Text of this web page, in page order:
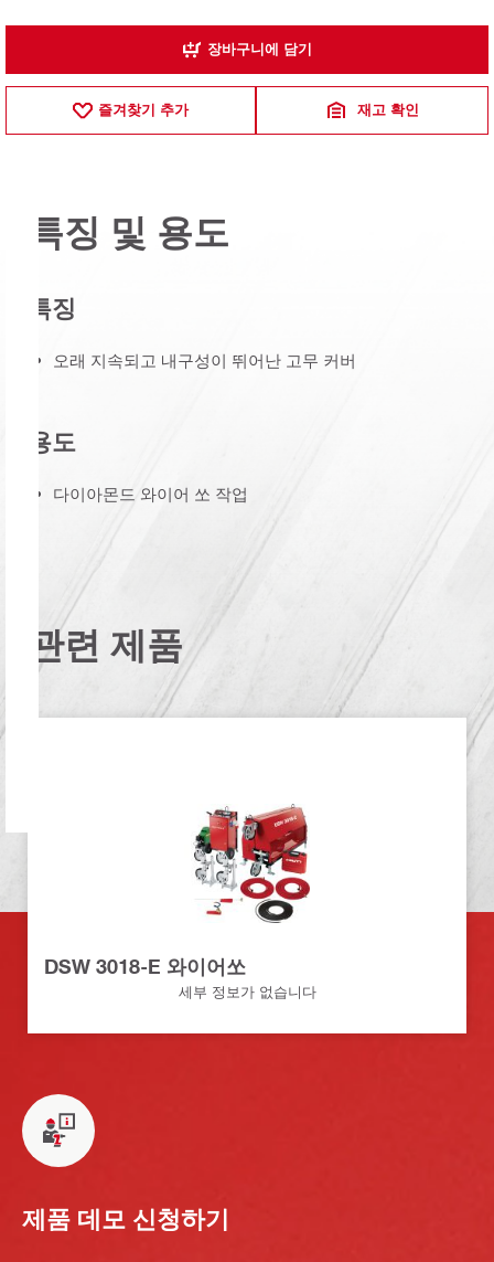
장바구니에 담기
즐겨찾기 추가 재고 확인
특징 및 용도
특징
오래 지속되고 내구성이 뛰어난 고무 커버
용도
다이아몬드 와이어 쏘 작업
관련 제품
DSW 3018-E 와이어쏘
세부 정보가 없습니다
제품 데모 신청하기